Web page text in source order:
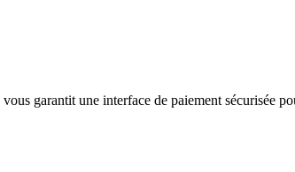
vous garantit une interface de paiement sécurisée